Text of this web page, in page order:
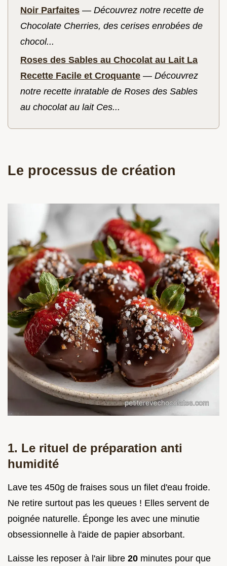
Noir Parfaites — Découvrez notre recette de
Chocolate Cherries, des cerises enrobées de
chocol...
Roses des Sables au Chocolat au Lait La
Recette Facile et Croquante — Découvrez
notre recette inratable de Roses des Sables
au chocolat au lait Ces...
Le processus de création
1. Le rituel de préparation anti
humidité
Lave tes 450g de fraises sous un filet d'eau froide.
Ne retire surtout pas les queues ! Elles servent de
poignée naturelle. Éponge les avec une minutie
obsessionnelle à l'aide de papier absorbant.
Laisse les reposer à l'air libre 20 minutes pour que